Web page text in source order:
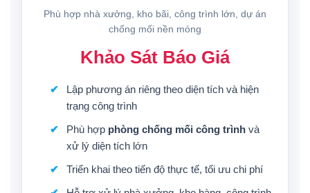
Phù hợp nhà xưởng, kho bãi, công trình lớn, dự án
chống mối nền móng
Khảo Sát Báo Giá
Lập phương án riêng theo diện tích và hiện
trạng công trình
Phù hợp phòng chống mối công trìnhvà
xử lý diện tích lớn
Triển khai theo tiến độ thực tế, tối ưu chi phí